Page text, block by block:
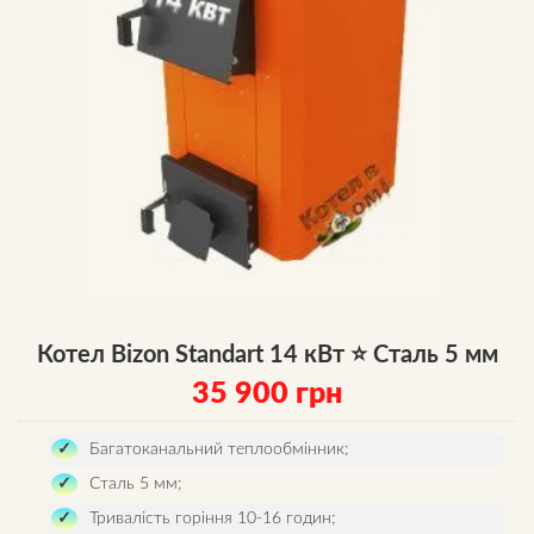
Котел Bizon Standart 14 кВт ⭐ Сталь 5 мм
35 900 грн
Багатоканальний теплообмінник;
Сталь 5 мм;
Тривалість горіння 10-16 годин;